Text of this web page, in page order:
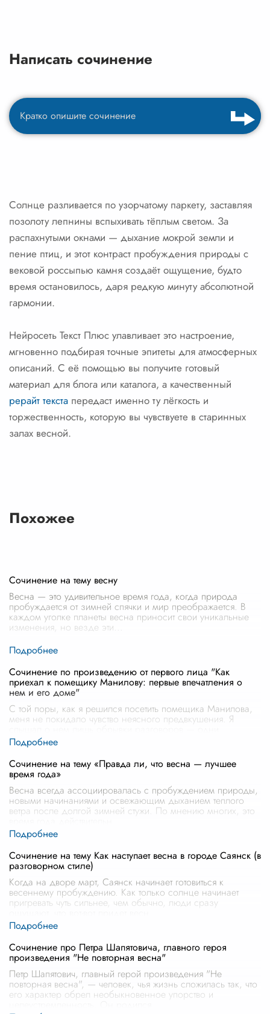
Написать сочинение
Солнце разливается по узорчатому паркету, заставляя
позолоту лепнины вспыхивать тёплым светом. За
распахнутыми окнами — дыхание мокрой земли и
пение птиц, и этот контраст пробуждения природы с
вековой россыпью камня создаёт ощущение, будто
время остановилось, даря редкую минуту абсолютной
гармонии.
Нейросеть Текст Плюс улавливает это настроение,
мгновенно подбирая точные эпитеты для атмосферных
описаний. С её помощью вы получите готовый
материал для блога или каталога, а качественный
рерайт текста передаст именно ту лёгкость и
торжественность, которую вы чувствуете в старинных
залах весной.
Похожее
Сочинение на тему весну
Весна — это удивительное время года, когда природа
пробуждается от зимней спячки и мир преображается. В
каждом уголке планеты весна приносит свои уникальные
изменения, но везде эти
Сочинение по произведению от первого лица "Как
приехал к помещику Манилову: первые впечатления о
нем и его доме"
С той поры, как я решился посетить помещика Манилова,
меня не покидало чувство неясного предвкушения. Я
восхищались его радушием, другие
Сочинение на тему «Правда ли, что весна — лучшее
время года»
Весна всегда ассоциировалась с пробуждением природы,
новыми начинаниями и освежающим дыханием теплого
ветра после долгой зимней стужи. По мнению многих, это
Сочинение на тему Как наступает весна в городе Саянск (в
разговорном стиле)
Когда на дворе март, Саянск начинает готовиться к
весеннему пробуждению. Как только солнце начинает
пригревать чуть сильнее, чем обычно, люди сразу
Сочинение про Петра Шапятовича, главного героя
произведения "Не повторная весна"
Петр Шапятович, главный герой произведения "Не
повторная весна", — человек, чья жизнь сложилась так, что
его характер обрел необыкновенное упорство и